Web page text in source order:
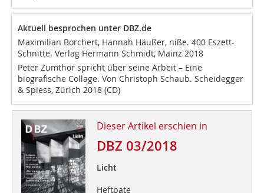
Aktuell besprochen unter DBZ.de
Maximilian Borchert, Hannah Häußer, niße. 400 Eszett-
Schnitte. Verlag Hermann Schmidt, Mainz 2018
Peter Zumthor spricht über seine Arbeit – Eine
biografische Collage. Von Christoph Schaub. Scheidegger
& Spiess, Zürich 2018 (CD)
Dieser Artikel erschien in
DBZ 03/2018
Licht
Heftpate